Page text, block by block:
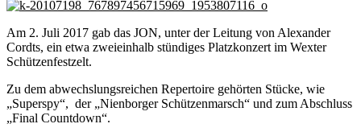
Am 2. Juli 2017 gab das JON, unter der Leitung von Alexander
Cordts, ein etwa zweieinhalb stündiges Platzkonzert im Wexter
Schützenfestzelt.
Zu dem abwechslungsreichen Repertoire gehörten Stücke, wie
„Superspy“, der „Nienborger Schützenmarsch“ und zum Abschluss
„Final Countdown“.